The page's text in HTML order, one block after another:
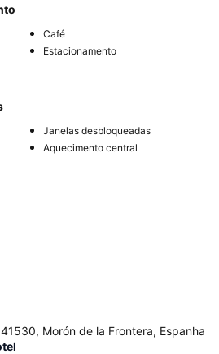
Café
Estacionamento
Janelas desbloqueadas
Aquecimento central
Morón de la Frontera, Espanha